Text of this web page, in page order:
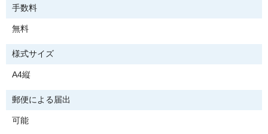
手数料
無料
様式サイズ
A4縦
郵便による届出
可能